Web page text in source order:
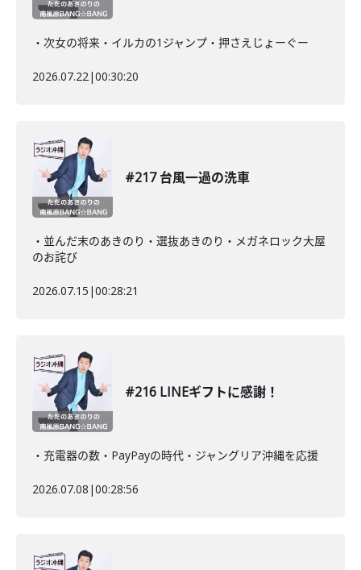
・次女の将来・イルカの1ジャンプ・押さえじょーぐー
2026.07.22|00:30:20
#217 台風一過の洗車
・並んだ末のあきのり・選抜あきのり・メガネロック大屋
のお詫び
2026.07.15 |00:28:21
#216 LINEギフトに感謝！
・充電器の数・PayPayの時代・ジャングリア沖縄を応援
2026.07.08 |00:28:56